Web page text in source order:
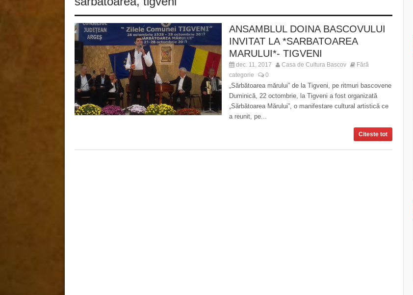
ANSAMBLUL DOINA BASCOVULUI
INVITAT LA *SARBATOAREA
MARULUI*- TIGVENI
dec. 11, 2017 Casa de Cultura Bascov
Fără
categorie
0
„Sărbătoarea mărului” de la Tigveni, pe ritmuri bascovene
Duminică, 22 octombrie, la Tigveni a fost organizată
„Sărbătoarea Mărului”, o manifestare cultural artistică ce
a reunit, pe...
Citeste tot